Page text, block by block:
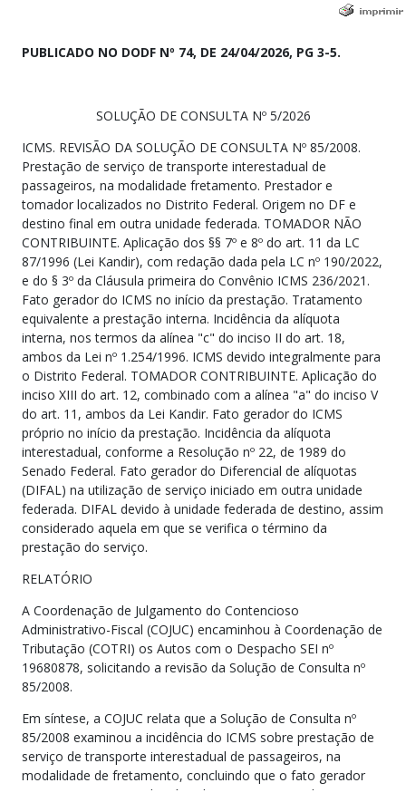
PUBLICADO NO DODF Nº 74, DE 24/04/2026, PG 3-5.
SOLUÇÃO DE CONSULTA Nº 5/2026
ICMS. REVISÃO DA SOLUÇÃO DE CONSULTA Nº 85/2008.
Prestação de serviço de transporte interestadual de
passageiros, na modalidade fretamento. Prestador e
tomador localizados no Distrito Federal. Origem no DF e
destino final em outra unidade federada. TOMADOR NÃO
CONTRIBUINTE. Aplicação dos §§ 7º e 8º do art. 11 da LC
87/1996 (Lei Kandir), com redação dada pela LC nº 190/2022,
e do § 3º da Cláusula primeira do Convênio ICMS 236/2021.
Fato gerador do ICMS no início da prestação. Tratamento
equivalente a prestação interna. Incidência da alíquota
interna, nos termos da alínea "c" do inciso II do art. 18,
ambos da Lei nº 1.254/1996. ICMS devido integralmente para
o Distrito Federal. TOMADOR CONTRIBUINTE. Aplicação do
inciso XIII do art. 12, combinado com a alínea "a" do inciso V
do art. 11, ambos da Lei Kandir. Fato gerador do ICMS
próprio no início da prestação. Incidência da alíquota
interestadual, conforme a Resolução nº 22, de 1989 do
Senado Federal. Fato gerador do Diferencial de alíquotas
(DIFAL) na utilização de serviço iniciado em outra unidade
federada. DIFAL devido à unidade federada de destino, assim
considerado aquela em que se verifica o término da
prestação do serviço.
RELATÓRIO
A Coordenação de Julgamento do Contencioso
Administrativo-Fiscal (COJUC) encaminhou à Coordenação de
Tributação (COTRI) os Autos com o Despacho SEI nº
19680878, solicitando a revisão da Solução de Consulta nº
85/2008.
Em síntese, a COJUC relata que a Solução de Consulta nº
85/2008 examinou a incidência do ICMS sobre prestação de
serviço de transporte interestadual de passageiros, na
modalidade de fretamento, concluindo que o fato gerador
ocorre no momento do início do transporte, sendo o